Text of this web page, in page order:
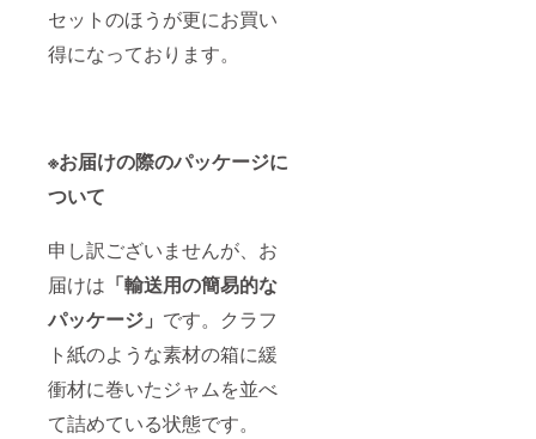
セットのほうが更にお買い
得になっております。
※お届けの際のパッケージに
ついて
申し訳ございませんが、お
届けは 「輸送用の簡易的な
パッケージ」 です。クラフ
ト紙のような素材の箱に緩
衝材に巻いたジャムを並べ
て詰めている状態です。